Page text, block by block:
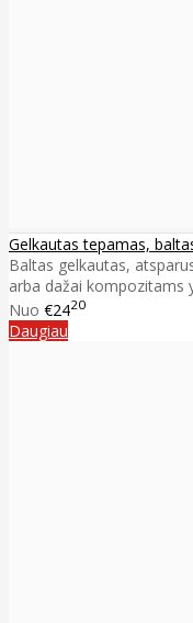
Gelkautas tepamas,
Baltas gelkautas,
arba dažai kompozitams
Nuo €2420
Daugiau